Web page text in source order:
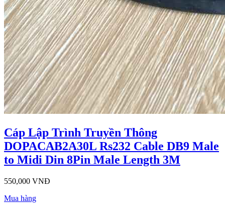
Cáp Lập Trình Truyền Thông
DOPACAB2A30L Rs232 Cable DB9 Male
to Midi Din 8Pin Male Length 3M
550,000 VNĐ
Mua hàng